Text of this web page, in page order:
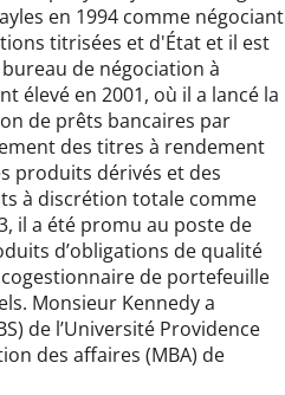
en 1994 comme négociant
titrisées et d'État et il est
de négociation à
élevé en 2001, où il a lancé la
de prêts bancaires par
des titres à rendement
produits dérivés et des
à discrétion totale comme
il a été promu au poste de
d’obligations de qualité
de portefeuille
Monsieur Kennedy a
de l’Université Providence
des affaires (MBA) de